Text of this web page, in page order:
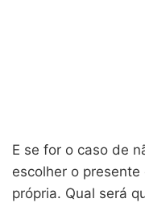
E se for o caso de
escolher o
própria. Qual será